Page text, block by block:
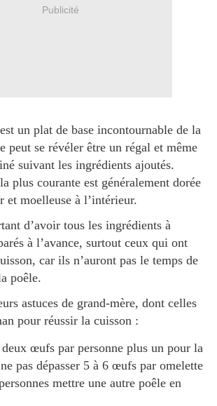
Publicité
un plat de base incontournable de la
peut se révéler être un régal et même
suivant les ingrédients ajoutés.
plus courante est généralement dorée
et moelleuse à l’intérieur.
d’avoir tous les ingrédients à
à l’avance, surtout ceux qui ont
car ils n’auront pas le temps de
poêle.
astuces de grand-mère, dont celles
pour réussir la cuisson :
œufs par personne plus un pour la
pas dépasser 5 à 6 œufs par omelette
mettre une autre poêle en